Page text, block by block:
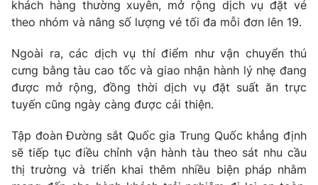
Ðiện thoại Thời báo VTV:024.66 897 897
Email:toasoan@vtv.vn
Liên hệ quảng cáo:024-7300.7108
khách hàng thường xuyên, mở rộng dịch vụ đặt vé
theo nhóm và nâng số lượng vé tối đa mỗi đơn lên 19.
Ngoài ra, các dịch vụ thí điểm như vận chuyển thú
cưng bằng tàu cao tốc và giao nhận hành lý nhẹ đang
được mở rộng, đồng thời dịch vụ đặt suất ăn trực
tuyến cũng ngày càng được cải thiện.
Tập đoàn Đường sắt Quốc gia Trung Quốc khẳng định
sẽ tiếp tục điều chỉnh vận hành tàu theo sát nhu cầu
thị trường và triển khai thêm nhiều biện pháp nhằm